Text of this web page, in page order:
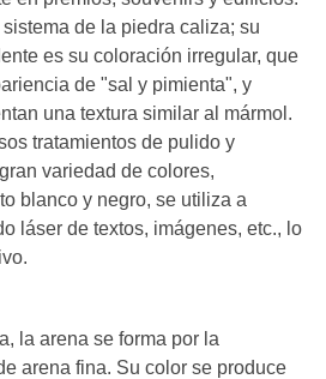
de la piedra caliza; su
es su coloración irregular, que
de "sal y pimienta", y
una textura similar al mármol.
tratamientos de pulido y
variedad de colores,
blanco y negro, se utiliza a
láser de textos, imágenes, etc., lo
la arena se forma por la
arena fina. Su color se produce